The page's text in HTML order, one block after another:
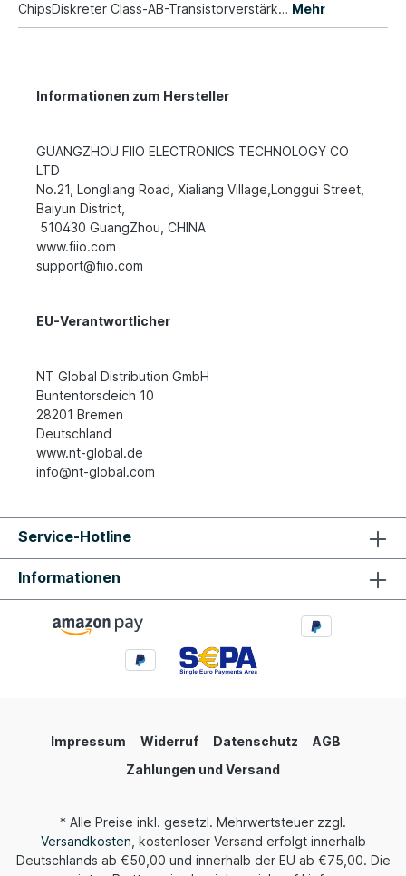
ChipsDiskreter Class-AB-Transistorverstärk… Mehr
Informationen zum Hersteller
GUANGZHOU FIIO ELECTRONICS TECHNOLOGY CO
LTD
No.21, Longliang Road, Xialiang Village,Longgui Street,
Baiyun District,
510430 GuangZhou, CHINA
www.fiio.com
support@fiio.com
EU-Verantwortlicher
NT Global Distribution GmbH
Buntentorsdeich 10
28201 Bremen
Deutschland
www.nt-global.de
info@nt-global.com
Service-Hotline
Informationen
Impressum Widerruf Datenschutz
AGB
Zahlungen und Versand
* Alle Preise inkl. gesetzl. Mehrwertsteuer zzgl.
Versandkosten , kostenloser Versand erfolgt innerhalb
Deutschlands ab €50,00 und innerhalb der EU ab €75,00. Die